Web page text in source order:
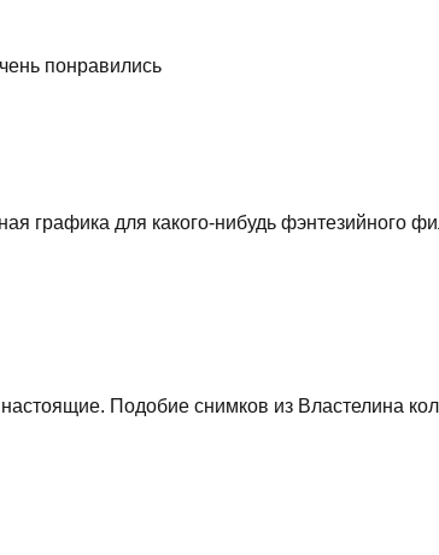
понравились
графика для какого-нибудь фэнтезийного
Подобие снимков из Властелина